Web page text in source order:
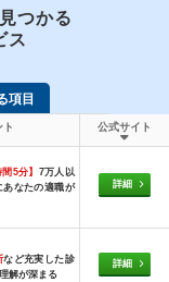
つかる
ス
項目
ト 公式サイト
5分】 7万人以
あなたの適職が
詳細
など充実した診
解が深まる
詳細